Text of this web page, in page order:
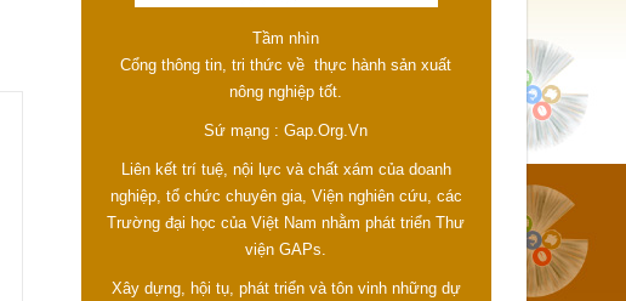
Tầm nhìn
Cổng thông tin, tri thức về thực hành sản xuất
nông nghiệp tốt.
Sứ mạng : Gap.Org.Vn
Liên kết trí tuệ, nội lực và chất xám của doanh
nghiệp, tổ chức chuyên gia, Viện nghiên cứu, các
Trường đại học của Việt Nam nhằm phát triển Thư
viện GAPs.
Xây dựng, hội tụ, phát triển và tôn vinh những dự